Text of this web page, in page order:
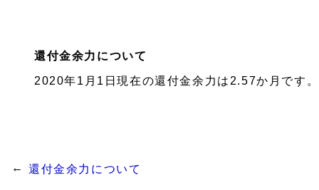
還付金余力について
2020年1月1日現在の還付金余力は2.57か月です。
還付金余力について